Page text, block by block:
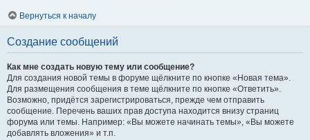
Вернуться к началу
Создание сообщений
Как мне создать новую тему или сообщение?
Для создания новой темы в форуме щёлкните по кнопке «Новая тема».
Для размещения сообщения в теме щёлкните по кнопке «Ответить».
Возможно, придётся зарегистрироваться, прежде чем отправить
сообщение. Перечень ваших прав доступа находится внизу страниц
форума или темы. Например: «Вы можете начинать темы», «Вы можете
добавлять вложения» и т.п.